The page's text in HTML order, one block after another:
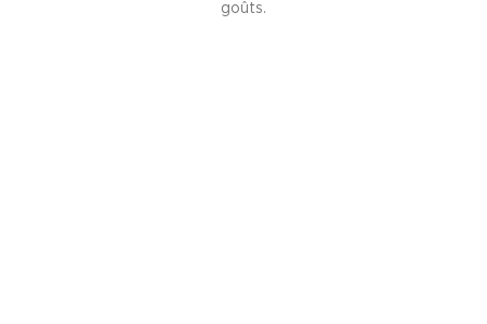
goûts.